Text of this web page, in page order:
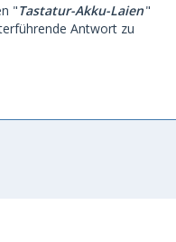
"Tastatur-Akku-Laien"
Antwort zu